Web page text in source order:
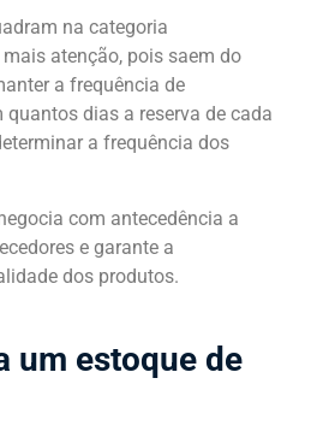
na categoria
atenção, pois saem do
a frequência de
quantos dias a reserva de cada
a frequência dos
com antecedência a
e garante a
dos produtos.
um estoque de